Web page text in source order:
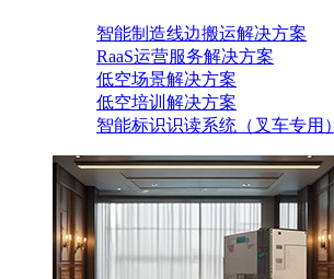
智能制造线边搬运解决方案
RaaS运营服务解决方案
低空场景解决方案
低空培训解决方案
智能标识识读系统（叉车专用）